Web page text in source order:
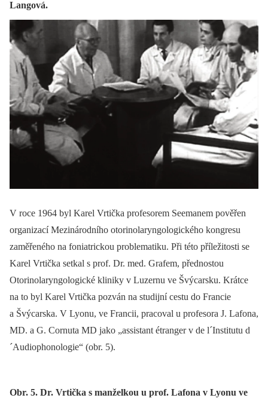
Langová.
V roce 1964 byl Karel Vrtička profesorem Seemanem pověřen
organizací Mezinárodního otorinolaryngologického kongresu
zaměřeného na foniatrickou problematiku. Při této příležitosti se
Karel Vrtička setkal s prof. Dr. med. Grafem, přednostou
Otorinolaryngologické kliniky v Luzernu ve Švýcarsku. Krátce
na to byl Karel Vrtička pozván na studijní cestu do Francie
a Švýcarska. V Lyonu, ve Francii, pracoval u profesora J. Lafona,
MD. a G. Cornuta MD jako „assistant étranger v de l´Institutu d
´Audiophonologie“ (obr. 5).
Obr. 5. Dr. Vrtička s manželkou u prof. Lafona v Lyonu ve